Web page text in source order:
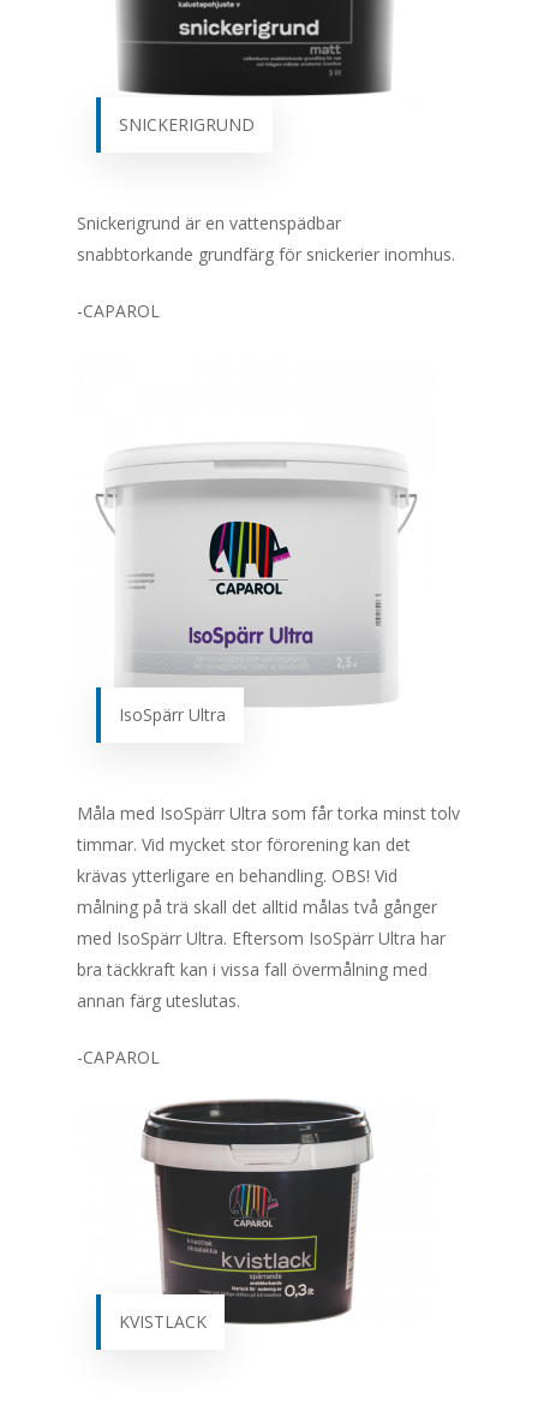
SNICKERIGRUND
Snickerigrund är en vattenspädbar
snabbtorkande grundfärg för snickerier inomhus.
-CAPAROL
IsoSpärr Ultra
Måla med IsoSpärr Ultra som får torka minst tolv
timmar. Vid mycket stor förorening kan det
krävas ytterligare en behandling. OBS! Vid
målning på trä skall det alltid målas två gånger
med IsoSpärr Ultra. Eftersom IsoSpärr Ultra har
bra täckkraft kan i vissa fall övermålning med
annan färg uteslutas.
-CAPAROL
KVISTLACK
Start